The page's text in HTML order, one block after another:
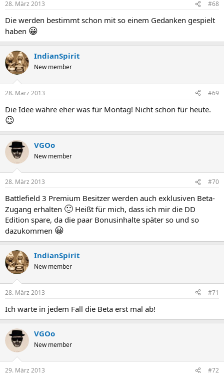
28. März 2013 #68
Die werden bestimmt schon mit so einem Gedanken gespielt
haben 😀
IndianSpirit
New member
28. März 2013 #69
Die Idee währe eher was für Montag! Nicht schon für heute.
😉
VGOo
New member
28. März 2013 #70
Battlefield 3 Premium Besitzer werden auch exklusiven Beta-
Zugang erhalten 🙂 Heißt für mich, dass ich mir die DD
Edition spare, da die paar Bonusinhalte später so und so
dazukommen 😀
IndianSpirit
New member
28. März 2013 #71
Ich warte in jedem Fall die Beta erst mal ab!
VGOo
New member
29. März 2013 #72